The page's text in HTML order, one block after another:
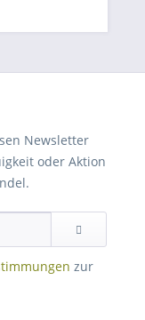
Newsletter
oder Aktion
zur